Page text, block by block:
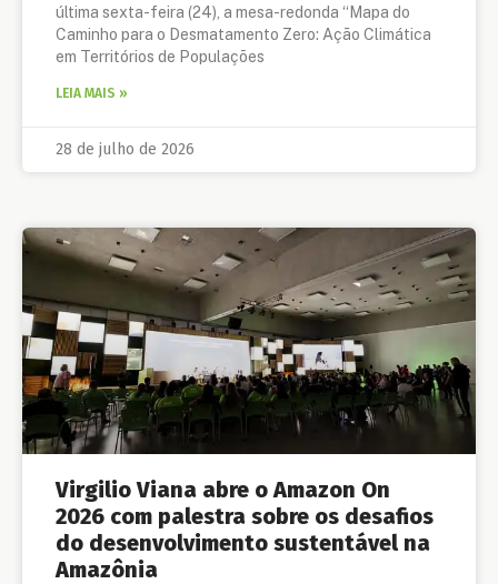
última sexta-feira (24), a mesa-redonda “Mapa do
Caminho para o Desmatamento Zero: Ação Climática
em Territórios de Populações
LEIA MAIS »
28 de julho de 2026
Virgilio Viana abre o Amazon On
2026 com palestra sobre os desafios
do desenvolvimento sustentável na
Amazônia